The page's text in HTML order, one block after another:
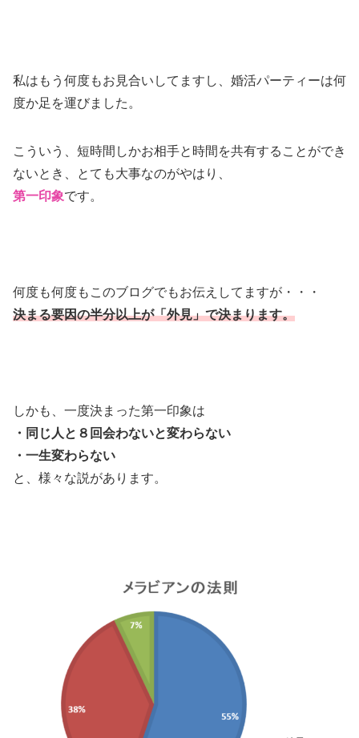
私はもう何度もお見合いしてますし、婚活パーティーは何
度か足を運びました。
こういう、短時間しかお相手と時間を共有することができ
ないとき、とても大事なのがやはり、
第一印象です。
何度も何度もこのブログでもお伝えしてますが・・・
決まる要因の半分以上が「外見」で決まります。
しかも、一度決まった第一印象は
・同じ人と８回会わないと変わらない
・一生変わらない
と、様々な説があります。